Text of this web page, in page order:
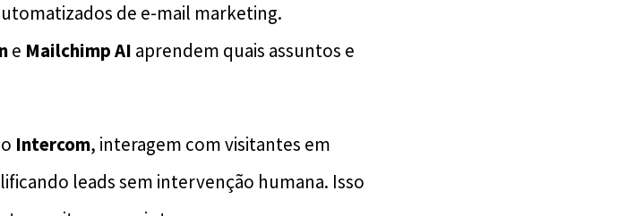
de e-mail marketing.
e Mailchimp AI aprendem quais assuntos e
Intercom, interagem com visitantes em
leads sem intervenção humana. Isso